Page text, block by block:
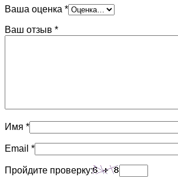
Ваша оценка *
Ваш отзыв *
Имя *
Email *
Пройдите проверку: